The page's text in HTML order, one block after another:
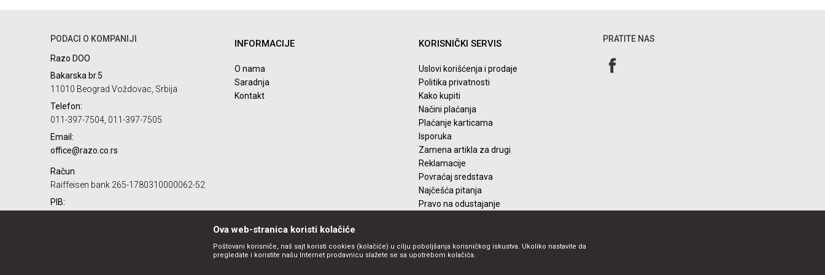
POŠALJI
PODACI O KOMPANIJI
Razo DOO
Bakarska br.5
11010 Beograd Voždovac, Srbija
Telefon:
011-397-7504, 011-397-7505
Email:
office@razo.co.rs
Račun
Raiffeisen bank 265-1780310000062-52
PIB:
INFORMACIJE
O nama
Saradnja
Kontakt
KORISNIČKI SERVIS
Uslovi korišćenja i prodaje
Politika privatnosti
Kako kupiti
Načini plaćanja
Plaćanje karticama
Isporuka
Zamena artikla za drugi
Reklamacije
Povraćaj sredstava
Najčešća pitanja
Pravo na odustajanje
PRATITE NAS
Ova web-stranica koristi kolačiće
Poštovani korisniče, naš sajt koristi cookies (kolačiće) u cilju poboljšanja korisničkog iskustva. Ukoliko nastavite da
pregledate i koristite našu Internet prodavnicu slažete se sa upotrebom kolačića.